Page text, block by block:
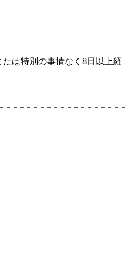
は特別の事情なく8日以上経